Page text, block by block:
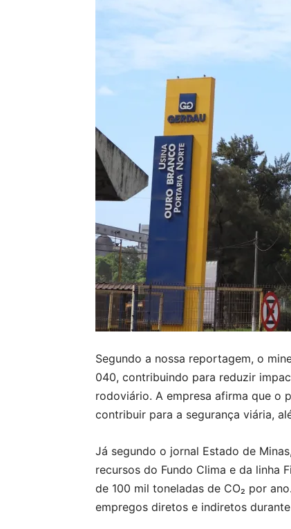
Segundo a nossa reportagem, o
040, contribuindo para reduzir
rodoviário. A empresa afirma que o
contribuir para a segurança viária,
Já segundo o jornal Estado de
recursos do Fundo Clima e da linha
de 100 mil toneladas de CO₂ por
empregos diretos e indiretos